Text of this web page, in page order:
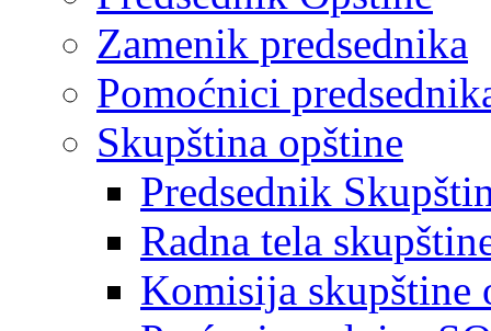
Zamenik predsednika
Pomoćnici
Skupština opštine
Predsednik
Radna tela
Komisija skupštine